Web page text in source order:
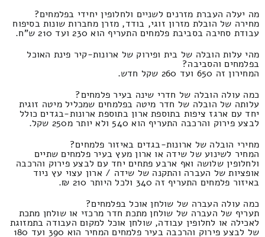
מה יעלה העברת מזרנים לשניים ולחלופין יחידי בפלמחים?
מחירה של הובלת מזרון זוגי, בודד, מזרן מחברות שונות בסיפוח
עבודת סחיבה בסביבת פלמחים התעריף הוא 230 ועד 210 ש"ח.
מהי עלות הובלה של בית ופירוק של ארונות-קיר פינת האוכל
בפלמחים והסביבה?
המחירון זה 650 ועד 260 שקל חדש.
כמה עולה הובלה של חדרי שינה בעיר פלמחים?
עלותה של הובלה של חדר מיטה בפלמחים שמכליל מיטה זוגית
יחד עם ארגז ציפות בתוספת ארון בתוספת ארונות-בגדים כולל
לבצע פירוק והרכבה התעריף הוא 540 ולא יותר מ250 שקל.
מחירי הובלה של ארונות-בגדים באיזור פלמחים?
המחיר לשינוע של שידה או ארון מעץ בעיר פלמחים שתיים
ולחלופין שלושה ואף ארבע פתחים יחד עם לבצע פירוק והרכבה
אופציות של העברה והתקנה של שידה / ארון עצוי עץ ניוד
באיזור פלמחים התעריף זה 340 ולכל היותר 210 ₪.
כמה עולה העברה של שולחן אוכל בפלמחים?
תעריף של העברה של שולחן מתכת חדר מרכזי או שולחן מתכת
לאכילה או לחלופין עבודה, שולחן אוכל למקום העבודה בתמזוגת
של לבצע פירוק והרכבה בעיר פלמחים המחיר הוא 390 ועד 180